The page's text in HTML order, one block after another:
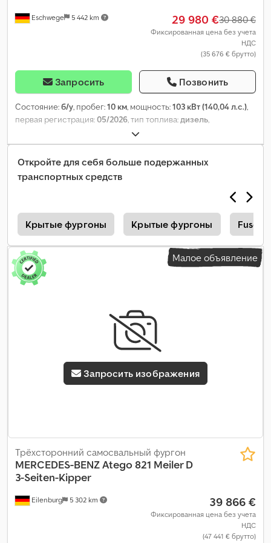
Eschwege 5 442 km 29 980 €30 880 €
Фиксированная цена без учета
НДС
(35 676 € брутто)
Запросить Позвонить
Состояние:б/у, пробег:10 км, мощность:103 кВт (140,04 л.с.),
первая регистрация:05/2026, тип топлива:дизель,
, максимальная грузоподъёмность:
1 400 кг, общий вес:3 500 кг, следующая проверка (TÜV):
05/2026
, топливо: дизель
другое
, тип передачи: механический , класс выбросов:
подвеска:сталь, количество мест:
руля, кондиционер, круиз-контроль, подушка безопасности,
противотуманные фары, сажевый фильтр, система
иммобилайзера, система контроля тяги, центральный
замок, электронная программа стабилизации (ESP),
Откройте для себя больше подержанных
транспортных средств
Крытые фургоны Крытые фургоны Fuso
Малое объявление
Запросить изображения
Eilenburg 5 302 km
Трёхсторонний самосвальный фургон
MERCEDES-BENZAtego 821 Meiler D
3-Seiten-Kipper
39 866 €
Фиксированная цена без учета
НДС
(47 441 € брутто)